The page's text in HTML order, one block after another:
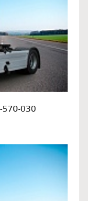
570-030